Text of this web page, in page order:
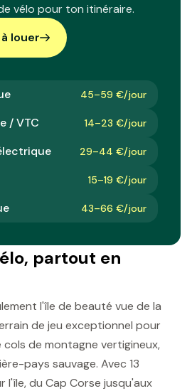
vélo pour ton itinéraire.
louer
45–59 €/jour
/ VTC 14–23 €/jour
29–44 €/jour
15–19 €/jour
43–66 €/jour
partout en
l'île de beauté vue de la
de jeu exceptionnel pour
de montagne vertigineux,
pays sauvage. Avec 13
l'île, du Cap Corse jusqu'aux